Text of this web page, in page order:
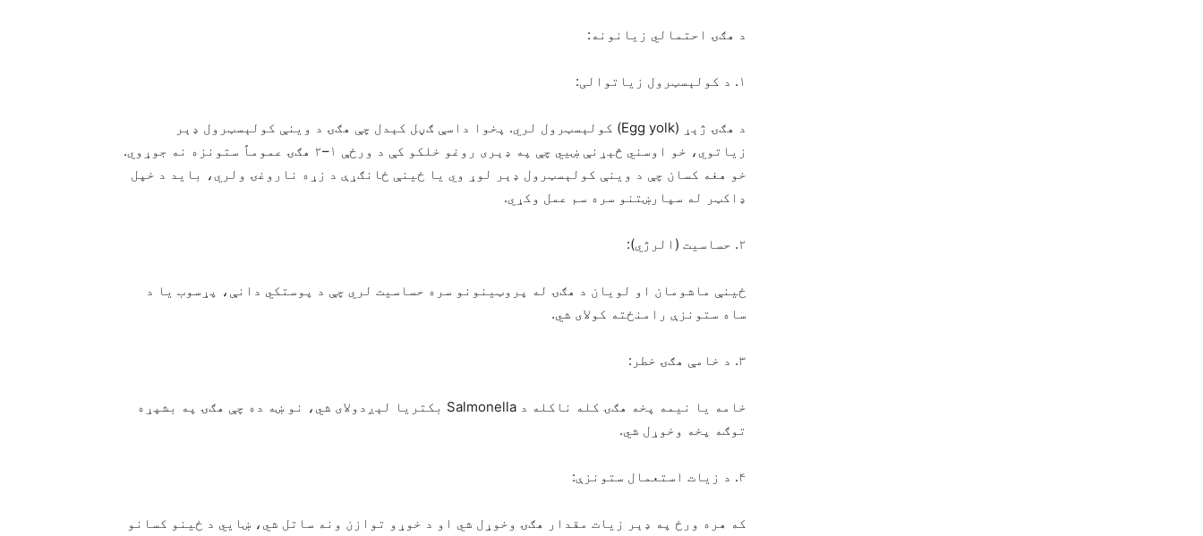
د هګۍ احتمالي زیانونه:
۱. د کولېسټرول زیاتوالی:
د هګۍ ژېړ (Egg yolk) کولېسټرول لري. پخوا داسې ګڼل کېدل چې هګۍ د وینې کولېسټرول ډېر
زیاتوي، خو اوسني څېړنې ښيي چې په ډېری روغو خلکو کې د ورځې ۱–۲ هګۍ عموماً ستونزه نه جوړوي.
خو هغه کسان چې د وینې کولېسټرول ډېر لوړ وي یا ځینې ځانګړې د زړه ناروغۍ ولري، باید د خپل
ډاکټر له سپارښتنو سره سم عمل وکړي.
۲. حساسیت (الرژي):
ځینې ماشومان او لویان د هګۍ له پروټینونو سره حساسیت لري چې د پوستکي دانې، پړسوب یا د
ساه ستونزې رامنځته کولای شي.
۳. د خامې هګۍ خطر:
خامه یا نیمه پخه هګۍ کله ناکله د Salmonella بکتریا لېږدولای شي، نو ښه ده چې هګۍ په بشپړه
توګه پخه وخوړل شي.
۴. د زیات استعمال ستونزې:
که هره ورځ په ډېر زیات مقدار هګۍ وخوړل شي او د خوړو توازن ونه ساتل شي، ښایي د ځینو کسانو